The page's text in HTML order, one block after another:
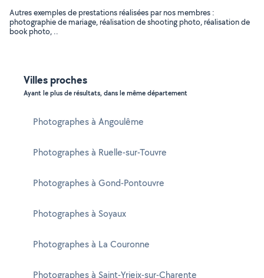
Autres exemples de prestations réalisées par nos membres :
photographie de mariage, réalisation de shooting photo, réalisation de
book photo, ..
Villes proches
Ayant le plus de résultats, dans le même département
Photographes à Angoulême
Photographes à Ruelle-sur-Touvre
Photographes à Gond-Pontouvre
Photographes à Soyaux
Photographes à La Couronne
Photographes à Saint-Yrieix-sur-Charente